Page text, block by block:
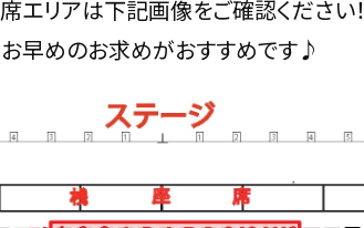
エリアは下記画像をご確認ください！
お早めのお求めがおすすめです♪